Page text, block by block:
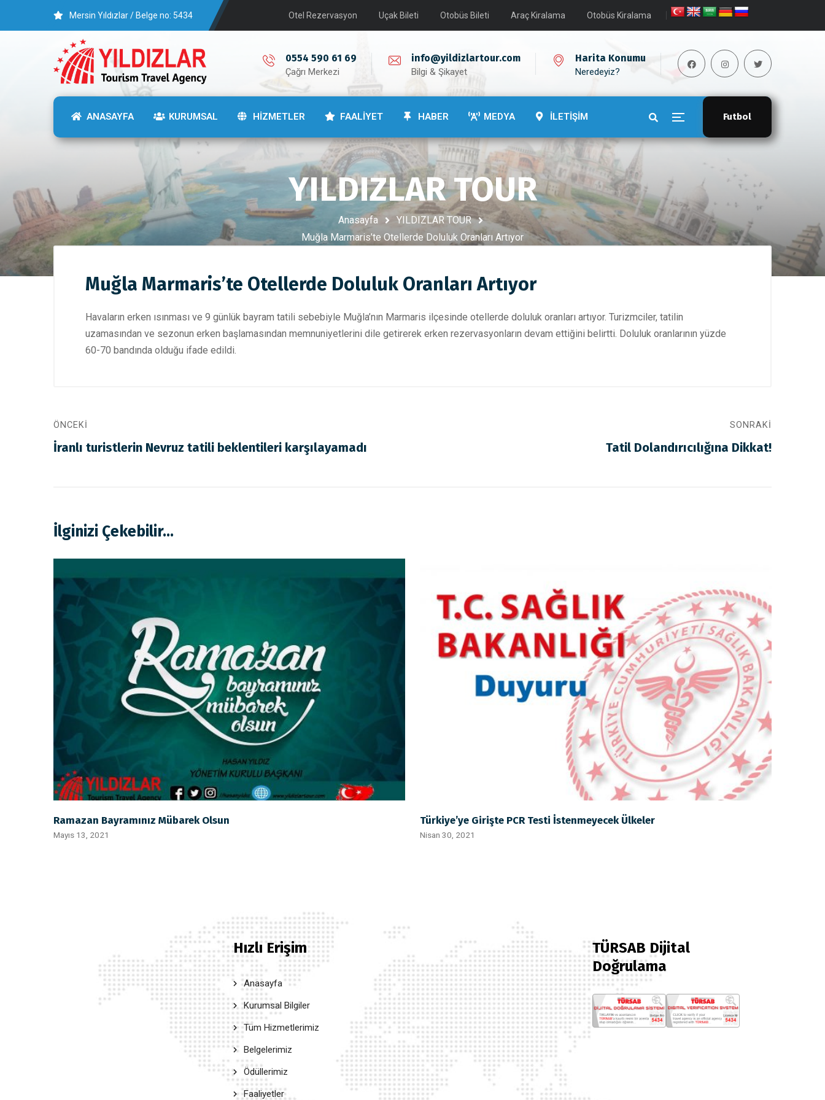
Mersin Yıldızlar / Belge no: 5434 Otel Rezervasyon Uçak Bileti Otobüs Bileti Araç Kiralama Otobüs Kiralama
0554 590 61 69
Çağrı Merkezi
info@yildizlartour.com
Bilgi & Şikayet
Harita Konumu
Neredeyiz?
Futbol
ANASAYFA KURUMSAL HİZMETLER FAALİYET HABER MEDYA İLETİŞİM
YILDIZLAR TOUR
Anasayfa
YILDIZLAR TOUR
Muğla Marmaris’te Otellerde Doluluk Oranları Artıyor
Muğla Marmaris’te Otellerde Doluluk Oranları Artıyor
Havaların erken ısınması ve 9 günlük bayram tatili sebebiyle Muğla’nın Marmaris ilçesinde otellerde doluluk oranları artıyor. Turizmciler, tatilin
uzamasından ve sezonun erken başlamasından memnuniyetlerini dile getirerek erken rezervasyonların devam ettiğini belirtti. Doluluk oranlarının yüzde
60-70 bandında olduğu ifade edildi.
ÖNCEKI
İranlı turistlerin Nevruz tatili beklentileri karşılayamadı
SONRAKI
Tatil Dolandırıcılığına Dikkat!
İlginizi Çekebilir...
Ramazan Bayramınız Mübarek Olsun
Mayıs 13, 2021
Türkiye’ye Girişte PCR Testi İstenmeyecek Ülkeler
Nisan 30, 2021
Hızlı Erişim
Anasayfa
Kurumsal Bilgiler
Tüm Hizmetlerimiz
Belgelerimiz
Ödüllerimiz
Faaliyetler
TÜRSAB Dijital
Doğrulama